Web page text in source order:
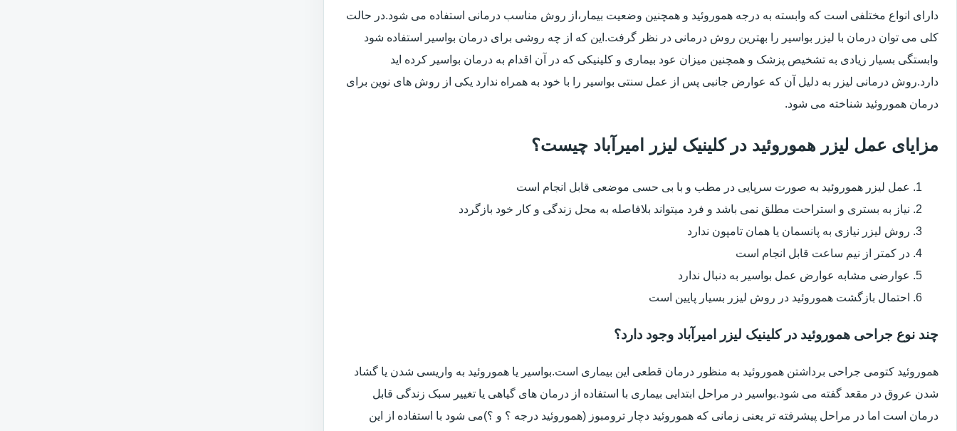
دارای انواع مختلفی است که وابسته به درجه هموروئید و همچنین وضعیت بیمار،از روش مناسب درمانی استفاده می شود.در حالت
کلی می توان درمان با لیزر بواسیر را بهترین روش درمانی در نظر گرفت.این که از چه روشی برای درمان بواسیر استفاده شود
وابستگی بسیار زیادی به تشخیص پزشک و همچنین میزان عود بیماری و کلینیکی که در آن اقدام به درمان بواسیر کرده اید
دارد.روش درمانی لیزر به دلیل آن که عوارض جانبی پس از عمل سنتی بواسیر را با خود به همراه ندارد یکی از روش های نوین برای
درمان هموروئید شناخته می شود.
مزایای عمل لیزر هموروئید در کلینیک لیزر امیرآباد چیست؟
عمل لیزر هموروئید به صورت سرپایی در مطب و با بی حسی موضعی قابل انجام است
نیاز به بستری و استراحت مطلق نمی باشد و فرد میتواند بلافاصله به محل زندگی و کار خود بازگردد
روش لیزر نیازی به پانسمان یا همان تامپون ندارد
در کمتر از نیم ساعت قابل انجام است
عوارضی مشابه عوارض عمل بواسیر به دنبال ندارد
احتمال بازگشت هموروئید در روش لیزر بسیار پایین است
چند نوع جراحی هموروئید در کلینیک لیزر امیرآباد وجود دارد؟
هموروئید کتومی جراحی برداشتن هموروئید به منظور درمان قطعی این بیماری است.بواسیر یا هموروئید به واریسی شدن یا گشاد
شدن عروق در مقعد گفته می شود.بواسیر در مراحل ابتدایی بیماری با استفاده از درمان های گیاهی یا تغییر سبک زندگی قابل
درمان است اما در مراحل پیشرفته تر یعنی زمانی که هموروئید دچار ترومبوز (هموروئید درجه ؟ و ؟)می شود با استفاده از این